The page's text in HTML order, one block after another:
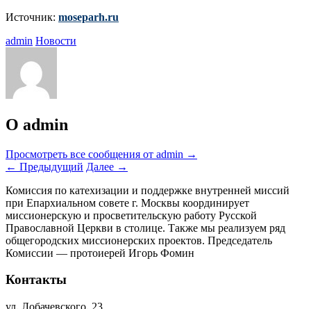
Источник: moseparh.ru
admin Новости
О admin
Просмотреть все сообщения от admin →
← Предыдущий Далее →
Комиссия по катехизации и поддержке внутренней миссий
при Епархиальном совете г. Москвы координирует
миссионерскую и просветительскую работу Русской
Православной Церкви в столице. Также мы реализуем ряд
общегородских миссионерских проектов. Председатель
Комиссии — протоиерей Игорь Фомин
Контакты
ул. Лобачевского, 23